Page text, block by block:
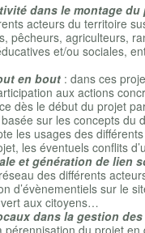
dans le montage du
acteurs du territoire
pêcheurs, agriculteurs,
et/ou sociales,
en bout: dans ces
aux actions
dès le début du projet
sur les concepts du
les usages des
les éventuels conflits
et génération de lien
des différents
d’évènementiels sur le
aux citoyens…
dans la gestion des
du projet en